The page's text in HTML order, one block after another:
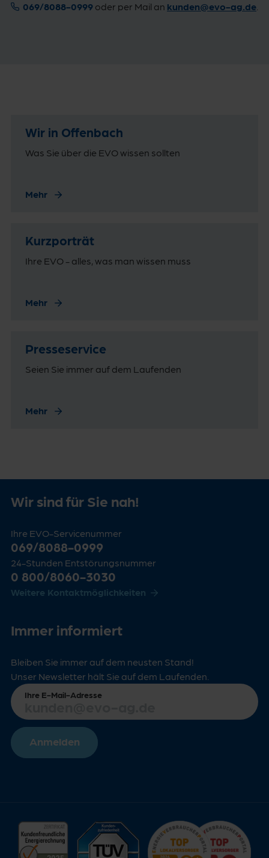
069/8088-0999 oder per Mail an kunden@evo-ag.de
Wir in Offenbach
Was Sie über die EVO wissen sollten
Mehr
Kurzporträt
Ihre EVO - alles, was man wissen muss
Mehr
Presseservice
Seien Sie immer auf dem Laufenden
Mehr
Wir sind für Sie nah!
Ihre EVO-Servicenummer
069/8088-0999
24-Stunden Entstörungsnummer
0 800/8060-3030
Weitere Kontaktmöglichkeiten
Immer informiert
Bleiben Sie immer auf dem neusten Stand!
Unser Newsletter hält Sie auf dem Laufenden.
Ihre E-Mail-Adresse
Anmelden